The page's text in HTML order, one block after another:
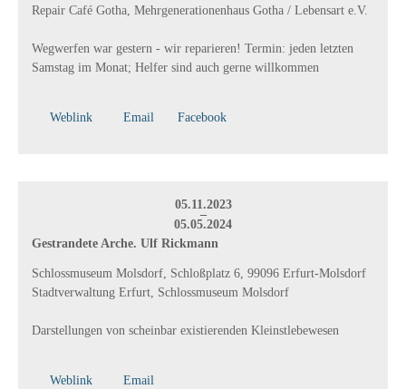
05.11.2023
–
05.05.2024
Gestrandete Arche. Ulf Rickmann
Schlossmuseum Molsdorf, Schloßplatz 6, 99096 Erfurt-Molsdorf
Stadtverwaltung Erfurt, Schlossmuseum Molsdorf
Darstellungen von scheinbar existierenden Kleinstlebewesen
Weblink Email
Repair Café Gotha, Mehrgenerationenhaus Gotha / Lebensart e.V.
Wegwerfen war gestern - wir reparieren! Termin: jeden letzten
Samstag im Monat; Helfer sind auch gerne willkommen
Weblink Email Facebook